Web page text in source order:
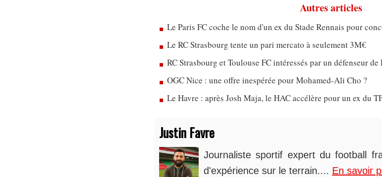
Autres articles
Le Paris FC coche le nom d'un ex du Stade Rennais pour
Le RC Strasbourg tente un pari mercato à seulement 3M€
RC Strasbourg et Toulouse FC intéressés par un défenseur
OGC Nice : une offre inespérée pour Mohamed-Ali Cho ?
Le Havre : après Josh Maja, le HAC accélère pour un ex du
Justin Favre
Journaliste sportif expert du football
d'expérience sur le terrain.... En savoir